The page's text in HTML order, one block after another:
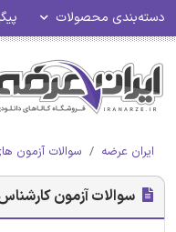
دسته‌بندی محصولات
ایران عرضه سوالات آزمون
سوالات آزمون کارشناس